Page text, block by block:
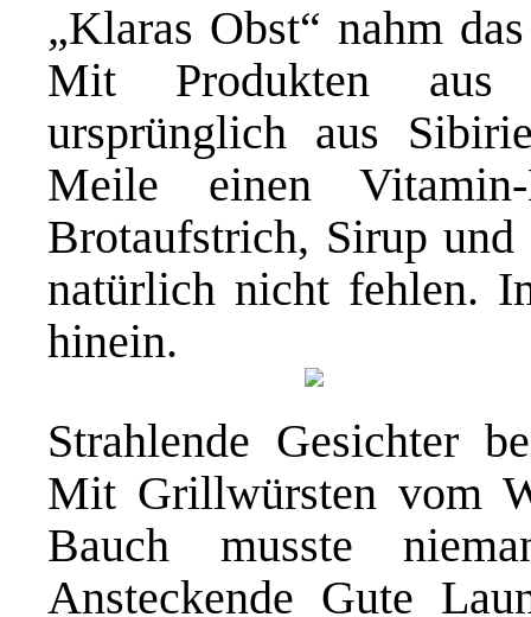
„Klaras Obst“ nahm
Mit Produkten aus
ursprünglich aus
Meile einen
Brotaufstrich, Sirup
natürlich nicht fehlen.
hinein.
Strahlende Gesichter
Mit Grillwürsten vom
Bauch musste
Ansteckende Gute